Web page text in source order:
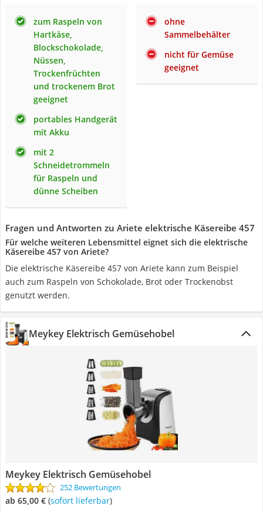
zum Raspeln von
Hartkäse,
Blockschokolade,
Nüssen,
Trockenfrüchten
und trockenem Brot
geeignet
portables Handgerät
mit Akku
mit 2
Schneidetrommeln
für Raspeln und
dünne Scheiben
ohne
Sammelbehälter
nicht für Gemüse
geeignet
Fragen und Antworten zu Ariete elektrische Käsereibe 457
Für welche weiteren Lebensmittel eignet sich die elektrische
Käsereibe 457 von Ariete?
Die elektrische Käsereibe 457 von Ariete kann zum Beispiel
auch zum Raspeln von Schokolade, Brot oder Trockenobst
genutzt werden.
Meykey Elektrisch Gemüsehobel
Meykey Elektrisch Gemüsehobel
252 Bewertungen
ab 65,00 € ( Sofort lieferbar)